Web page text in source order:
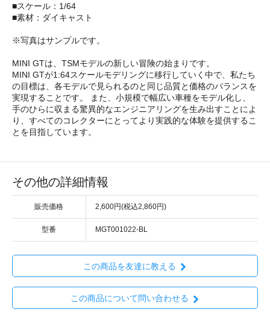
■スケール：1/64
■素材：ダイキャスト
※写真はサンプルです。
MINI GTは、TSMモデルの新しい冒険の始まりです。
MINI GTが1:64スケールモデリングに移行していく中で、私たち
の目標は、各モデルで見られるのと同じ品質と価格のバランスを
実現することです。 また、小規模で幅広い車種をモデル化し、
手のひらに収まる驚異的なエンジニアリングを生み出すことによ
り、すべてのコレクターにとってより実践的な体験を提供するこ
とを目指しています。
その他の詳細情報
販売価格 2,600円(税込2,860円)
型番 MGT001022-BL
この商品を友達に教える
この商品について問い合わせる